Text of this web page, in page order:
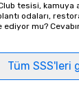
tesisi, kamuya
odaları,
mu?
Tüm SSS'leri